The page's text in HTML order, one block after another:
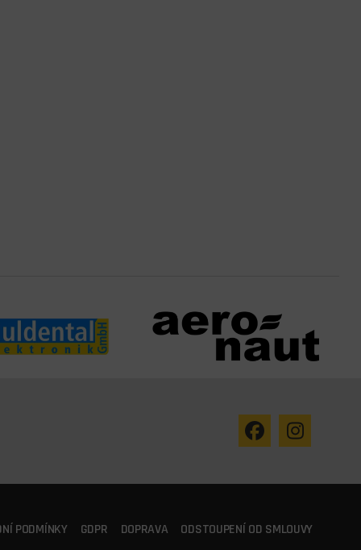
PODMÍNKY GDPR DOPRAVA ODSTOUPENÍ OD SMLOUVY